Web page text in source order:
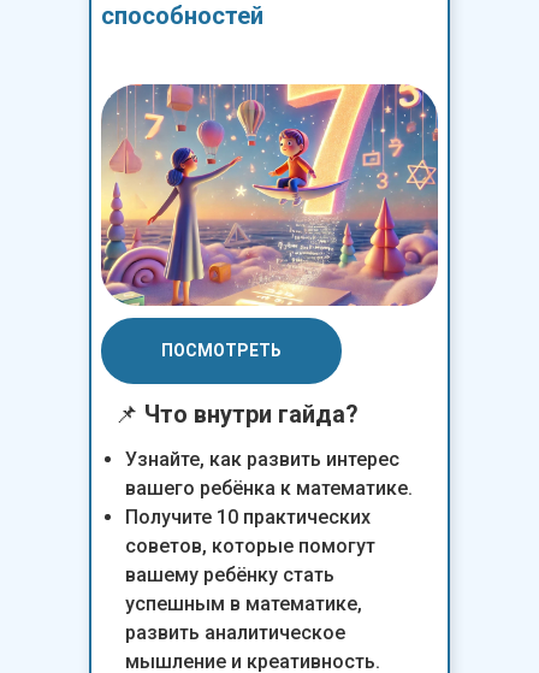
способностей
Узнайте, как развить интерес
вашего ребёнка к математике.
Получите 10 практических
советов, которые помогут
вашему ребёнку стать
успешным в математике,
развить аналитическое
мышление и креативность.
ПОСМОТРЕТЬ
📌 Что внутри гайда?